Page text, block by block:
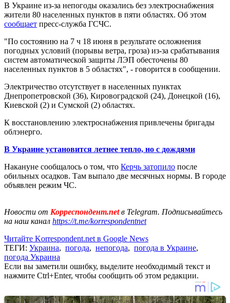
В Украине из-за непогоды оказались без электроснабжения
жители 80 населенных пунктов в пяти областях. Об этом
сообщает пресс-служба ГСЧС.
"По состоянию на 7 ч 18 июня в результате осложнения
погодных условий (порывы ветра, гроза) из-за срабатывания
систем автоматической защиты ЛЭП обесточены 80
населенных пунктов в 5 областях", - говорится в сообщении.
Электричество отсутствует в населенных пунктах
Днепропетровской (36), Кировоградской (24), Донецкой (16),
Киевской (2) и Сумской (2) областях.
К восстановлению электроснабжения привлечены бригады
облэнерго.
В Украине установится летнее тепло, но с дождями
Накануне сообщалось о том, что Керчь затопило после
обильных осадков. Там выпало две месячных нормы. В городе
объявлен режим ЧС.
Новости от Корреспондент.netв Telegram. Подписывайтесь
на наш канал https://t.me/korrespondentnet
Читайте Korrespondent.net в Google News
ТЕГИ: Украина, погода, непогода, погода в Украине,
погода Украина
Если вы заметили ошибку, выделите необходимый текст и
нажмите Ctrl+Enter, чтобы сообщить об этом редакции.